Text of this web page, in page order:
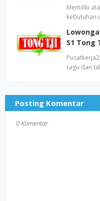
Memiliki
kebutuhan
S1 Tong
ragu dan
Posting Komentar
0 Komentar